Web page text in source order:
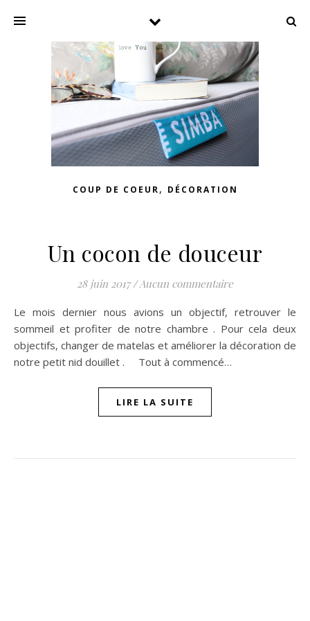
COUP DE COEUR, DÉCORATION
Un cocon de douceur
28 juin 2017 /Aucun commentaire
Le mois dernier nous avions un objectif, retrouver le
sommeil et profiter de notre chambre . Pour cela deux
objectifs, changer de matelas et améliorer la décoration de
notre petit nid douillet . Tout à commencé…
LIRE LA SUITE